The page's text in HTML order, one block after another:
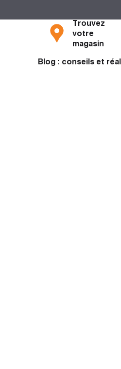
Trouvez
votre
magasin
Blog : conseils et